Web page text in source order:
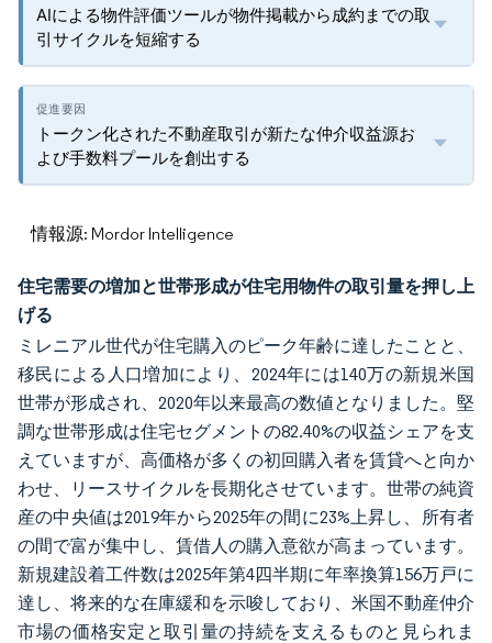
AIによる物件評価ツールが物件掲載から成約までの取
引サイクルを短縮する
トークン化された不動産取引が新たな仲介収益源お
よび手数料プールを創出する
情報源: Mordor Intelligence
住宅需要の増加と世帯形成が住宅用物件の取引量を押し上
げる
ミレニアル世代が住宅購入のピーク年齢に達したことと、
移民による人口増加により、2024年には140万の新規米国
世帯が形成され、2020年以来最高の数値となりました。堅
調な世帯形成は住宅セグメントの82.40%の収益シェアを支
えていますが、高価格が多くの初回購入者を賃貸へと向か
わせ、リースサイクルを長期化させています。世帯の純資
産の中央値は2019年から2025年の間に23%上昇し、所有者
の間で富が集中し、賃借人の購入意欲が高まっています。
新規建設着工件数は2025年第4四半期に年率換算156万戸に
達し、将来的な在庫緩和を示唆しており、米国不動産仲介
市場の価格安定と取引量の持続を支えるものと見られま